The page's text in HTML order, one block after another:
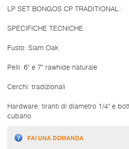
LP SET BONGOS CP TRADITIONAL :
SPECIFICHE TECNICHE :
Fusto: Siam Oak
Pelli: 6" e 7" rawhide naturale
Cerchi: tradizionali
Hardware: tiranti di diametro 1/4" e
cubano
FAI UNA DOMANDA